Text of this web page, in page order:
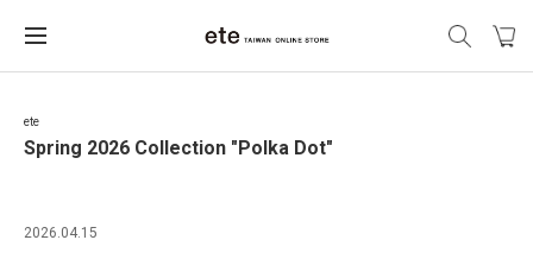
ete
Spring 2026 Collection "Polka Dot"
2026.04.15